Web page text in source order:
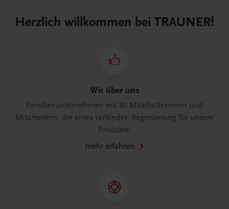
Herzlich willkommen bei TRAUNER!
Wir über uns
Familienunternehmen mit 80 Mitarbeiterinnen und
Mitarbeitern, die eines verbindet: Begeisterung für unsere
Produkte.
mehr erfahren